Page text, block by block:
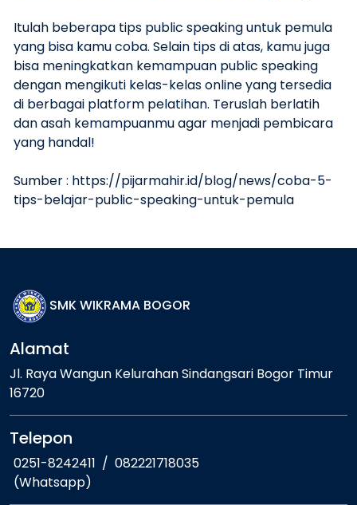
Itulah beberapa tips public speaking untuk pemula
yang bisa kamu coba. Selain tips di atas, kamu juga
bisa meningkatkan kemampuan public speaking
dengan mengikuti kelas-kelas online yang tersedia
di berbagai platform pelatihan. Teruslah berlatih
dan asah kemampuanmu agar menjadi pembicara
yang handal!
Sumber : https://pijarmahir.id/blog/news/coba-5-
tips-belajar-public-speaking-untuk-pemula
SMK WIKRAMA BOGOR
Alamat
Jl. Raya Wangun Kelurahan Sindangsari Bogor Timur
16720
Telepon
0251-8242411 / 082221718035
(Whatsapp)